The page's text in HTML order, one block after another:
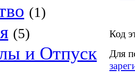
(1)
(5)
и Отпуск
Код
Для